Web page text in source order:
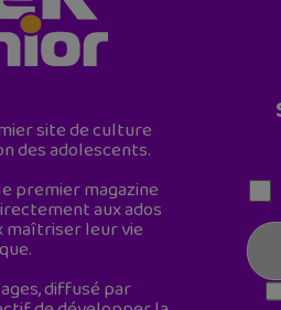
site de culture
des adolescents.
premier magazine
aux ados
maîtriser leur vie
diffusé par